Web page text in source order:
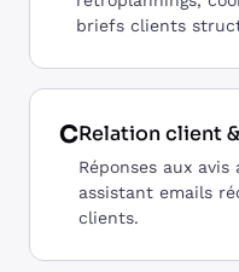
briefs clients
CRelation client
Réponses aux
assistant emails
clients.